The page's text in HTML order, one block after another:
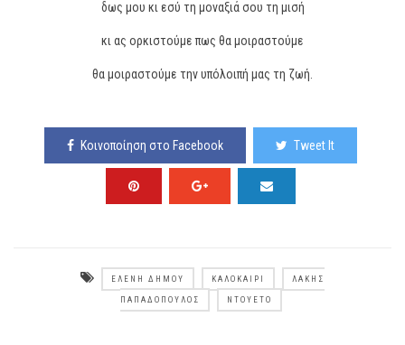
δως μου κι εσύ τη μοναξιά σου τη μισή
κι ας ορκιστούμε πως θα μοιραστούμε
θα μοιραστούμε την υπόλοιπή μας τη ζωή.
Κοινοποίηση στο Facebook Tweet It
ΕΛΈΝΗ ΔΉΜΟΥ ΚΑΛΟΚΑΊΡΙ ΛΆΚΗΣ
ΠΑΠΑΔΌΠΟΥΛΟΣ ΝΤΟΥΈΤΟ